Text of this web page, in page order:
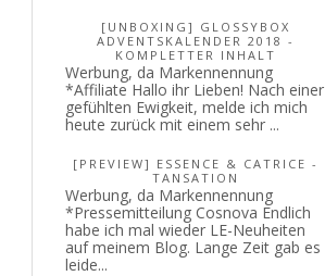
[UNBOXING] GLOSSYBOX
ADVENTSKALENDER 2018 -
KOMPLETTER INHALT
Werbung, da Markennennung
*Affiliate Hallo ihr Lieben! Nach einer
gefühlten Ewigkeit, melde ich mich
heute zurück mit einem sehr ...
[PREVIEW] ESSENCE & CATRICE -
TANSATION
Werbung, da Markennennung
*Pressemitteilung Cosnova Endlich
habe ich mal wieder LE-Neuheiten
auf meinem Blog. Lange Zeit gab es
leide...